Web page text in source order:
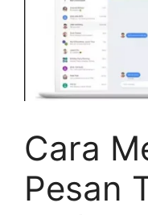
Cara
Pesan